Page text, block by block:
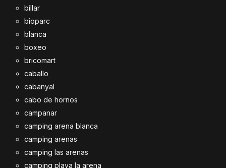
billar
bioparc
blanca
boxeo
bricomart
caballo
cabanyal
cabo de hornos
campanar
camping arena blanca
camping arenas
camping las arenas
camping playa la arena